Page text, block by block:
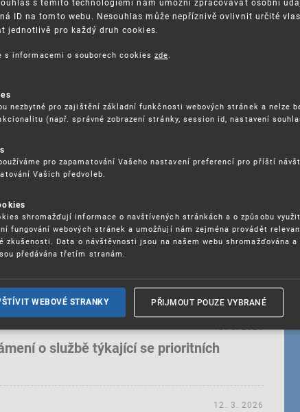
služeb - 5.8.2026
jinak (aneb když se značky hádají
17. 9. 2026
tržištích nacházejících se mimo
porušování IPR
a vymáhání IPR ve třetích zemích
o službě týkající se prioritních
18. 5. 2026
12. 3. 2026
ID na tomto webu. Nesouhlas může nepříznivě ovlivnit určité
jednotlivě pro každý druh cookies.
s informacemi o souborech cookies zde
nezbytné pro zajištění základní funkčnosti webových stránek a nelze
(např. správné zobrazení stránky, session id, nastavení
pro zapamatování Vašeho nastavení preferencí pro příští
Vašich předvoleb.
shromažďují informace o navštívených stránkách a o způsobu
fungování webových stránek a umožňují nám zejména provádět
zkušenosti. Data o návštěvnosti jsou na našem webu shromažďována a
předávána třetím stranám.
WEBOVÉ STRANKY PŘIJMOUT POUZE VYBRANÉ